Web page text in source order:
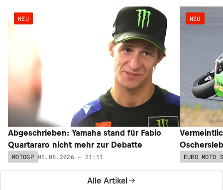
Alle Artikel
NEU
Abgeschrieben: Yamaha stand für Fabio
Quartararo nicht mehr zur Debatte
MOTOGP 06.08.2026 - 21:11
NEU
EURO MOTO